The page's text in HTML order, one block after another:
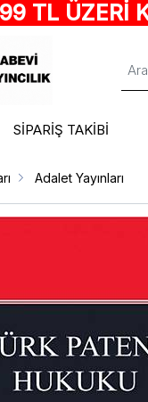
TL ÜZERİ
SİPARİŞ TAKİBİ
Adalet Yayınları